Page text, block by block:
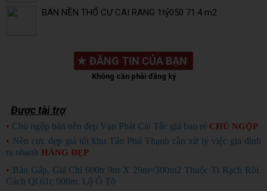
BÁN NỀN THỔ CƯ CAI RANG 1tỷ050 71.4 m2
★ ĐĂNG TIN CỦA BẠN
Không cần phải đăng ký
Được tài trợ
• Chủ ngộp bán nền đẹp Vạn Phát Cái Tắc giá bao rẻ CHỦ NGỘP
• Nền cực đẹp giá tốt khu Tân Phú Thạnh cần xử lý việc gia đình
ra nhanh HÀNG ĐẸP
• Bán Gấp, Giá Chỉ 600tr 9m X 29m=300m2 Thuộc Tt Rạch Rồi.
Cách Ql 61c 900m. Lộ Ô Tô